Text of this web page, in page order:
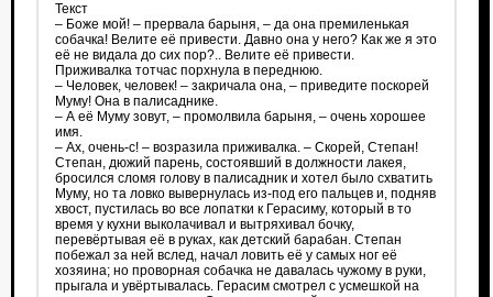
Текст
– Боже мой! – прервала барыня, – да она премиленькая
собачка! Велите её привести. Давно она у него? Как же я это
её не видала до сих пор?.. Велите её привести.
Приживалка тотчас порхнула в переднюю.
– Человек, человек! – закричала она, – приведите поскорей
Муму! Она в палисаднике.
– А её Муму зовут, – промолвила барыня, – очень хорошее
имя.
– Ах, очень-с! – возразила приживалка. – Скорей, Степан!
Степан, дюжий парень, состоявший в должности лакея,
бросился сломя голову в палисадник и хотел было схватить
Муму, но та ловко вывернулась из-под его пальцев и, подняв
хвост, пустилась во все лопатки к Герасиму, который в то
время у кухни выколачивал и вытряхивал бочку,
перевёртывая её в руках, как детский барабан. Степан
побежал за ней вслед, начал ловить её у самых ног её
хозяина; но проворная собачка не давалась чужому в руки,
прыгала и увёртывалась. Герасим смотрел с усмешкой на